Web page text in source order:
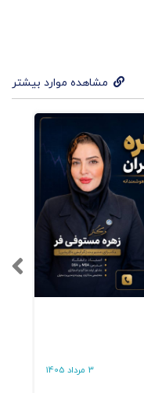
مشاهده موارد بیشتر
3 مرداد 1405